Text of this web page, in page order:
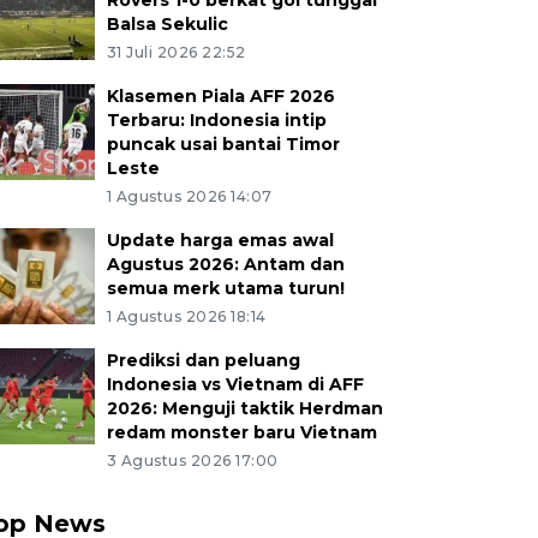
Balsa Sekulic
31 Juli 2026 22:52
Klasemen Piala AFF 2026
Terbaru: Indonesia intip
puncak usai bantai Timor
Leste
1 Agustus 2026 14:07
Update harga emas awal
Agustus 2026: Antam dan
semua merk utama turun!
1 Agustus 2026 18:14
Prediksi dan peluang
Indonesia vs Vietnam di AFF
2026: Menguji taktik Herdman
redam monster baru Vietnam
3 Agustus 2026 17:00
News